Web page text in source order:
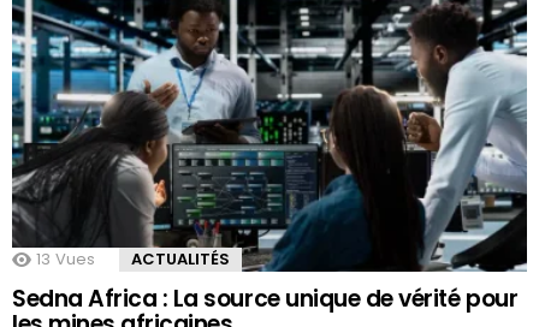
13 Vues ACTUALITÉS
Sedna Africa : La source unique de vérité pour